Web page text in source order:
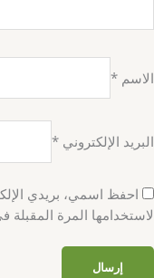
الاسم *
البريد الإلكتروني *
احفظ اسمي، بريدي
لاستخدامها المرة المقبلة